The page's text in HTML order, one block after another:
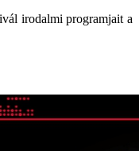
irodalmi programjait a